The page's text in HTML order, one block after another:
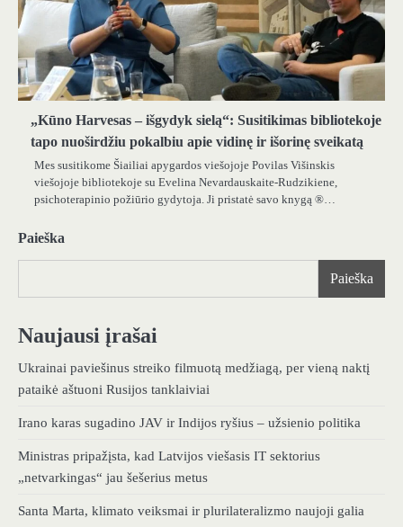
„Kūno Harvesas – išgydyk sielą“: Susitikimas bibliotekoje
tapo nuoširdžiu pokalbiu apie vidinę ir išorinę sveikatą
Mes susitikome Šiailiai apygardos viešojoje Povilas Višinskis
viešojoje bibliotekoje su Evelina Nevardauskaite-Rudzikiene,
psichoterapinio požiūrio gydytoja. Ji pristatė savo knygą ®…
Paieška
Paieška
Naujausi įrašai
Ukrainai paviešinus streiko filmuotą medžiagą, per vieną naktį
pataikė aštuoni Rusijos tanklaiviai
Irano karas sugadino JAV ir Indijos ryšius – užsienio politika
Ministras pripažįsta, kad Latvijos viešasis IT sektorius
„netvarkingas“ jau šešerius metus
Santa Marta, klimato veiksmai ir plurilateralizmo naujoji galia